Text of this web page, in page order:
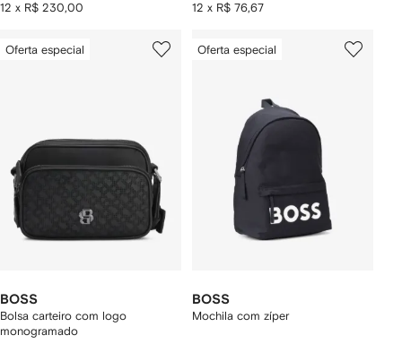
12 x R$ 230,00 12 x R$ 76,67
Oferta especial
BOSS
Bolsa carteiro com logo
monogramado
Oferta especial
BOSS
Mochila com zíper